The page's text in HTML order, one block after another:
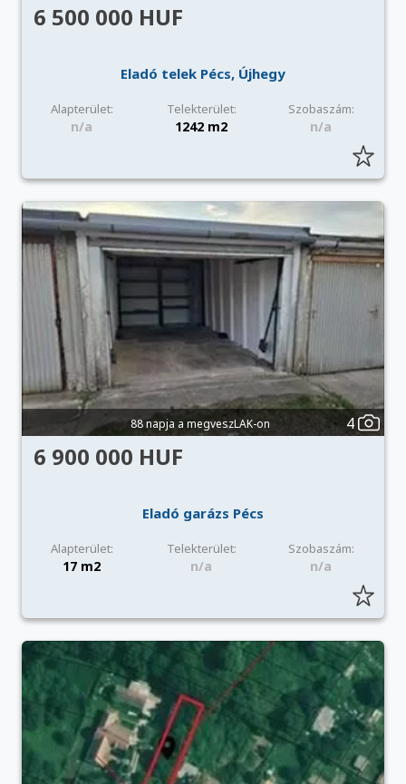
6 500 000 HUF
Eladó telek Pécs, Újhegy
Alapterület: Telekterület: Szobaszám:
n/a 1242 m2 n/a
88 napja a megveszLAK-on 4
6 900 000 HUF
Eladó garázs Pécs
Alapterület: Telekterület: Szobaszám:
17 m2 n/a n/a